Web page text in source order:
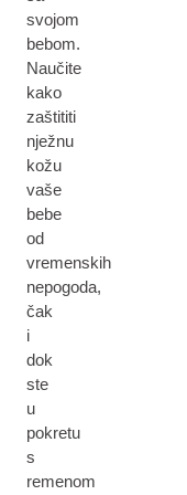
svojom
bebom.
Naučite
kako
zaštititi
nježnu
kožu
vaše
bebe
od
vremenskih
nepogoda,
čak
i
dok
ste
u
pokretu
s
remenom